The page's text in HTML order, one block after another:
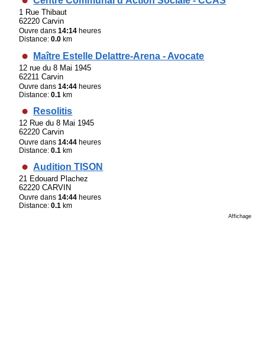
1 Rue Thibaut
62220 Carvin
Ouvre dans14:14 heures
Distance:0.0 km
Maître Estelle Delattre-Arena - Avocate
12 rue du 8 Mai 1945
62211 Carvin
Ouvre dans14:44 heures
Distance:0.1 km
Resolitis
12 Rue du 8 Mai 1945
62220 Carvin
Ouvre dans14:44 heures
Distance:0.1 km
Audition TISON
21 Edouard Plachez
62220 CARVIN
Ouvre dans14:44 heures
Distance:0.1 km
Affichage